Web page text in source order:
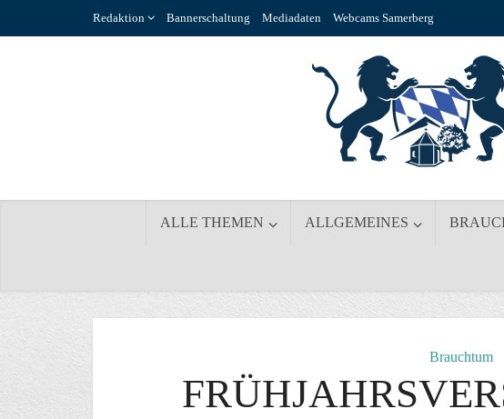
Redaktion Bannerschaltung Mediadaten Webcams Samerberg
ALLE THEMEN ALLGEMEINES
Brauchtum